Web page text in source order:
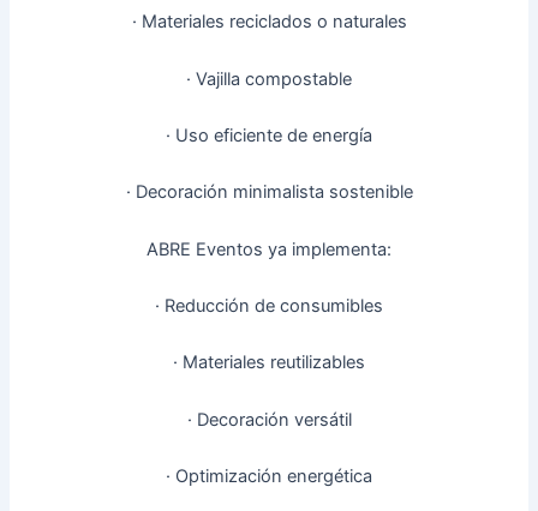
· Materiales reciclados o naturales
· Vajilla compostable
· Uso eficiente de energía
· Decoración minimalista sostenible
ABRE Eventos ya implementa:
· Reducción de consumibles
· Materiales reutilizables
· Decoración versátil
· Optimización energética